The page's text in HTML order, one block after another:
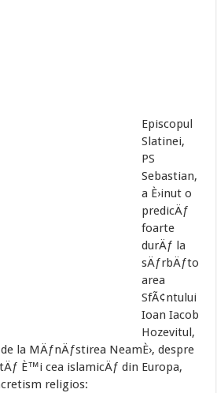
Episcopul
Slatinei,
PS
Sebastian,
a È›inut o
predicÄƒ
foarte
durÄƒ la
sÄƒrbÄƒto
area
SfÃ¢ntului
Ioan Iacob
Hozevitul,
la MÄƒnÄƒstirea NeamÈ›, despre
È™i cea islamicÄƒ din Europa,
religios: